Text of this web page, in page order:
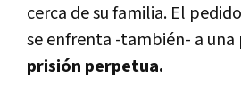
cerca de su familia. El
se enfrenta -también- a
prisión perpetua.